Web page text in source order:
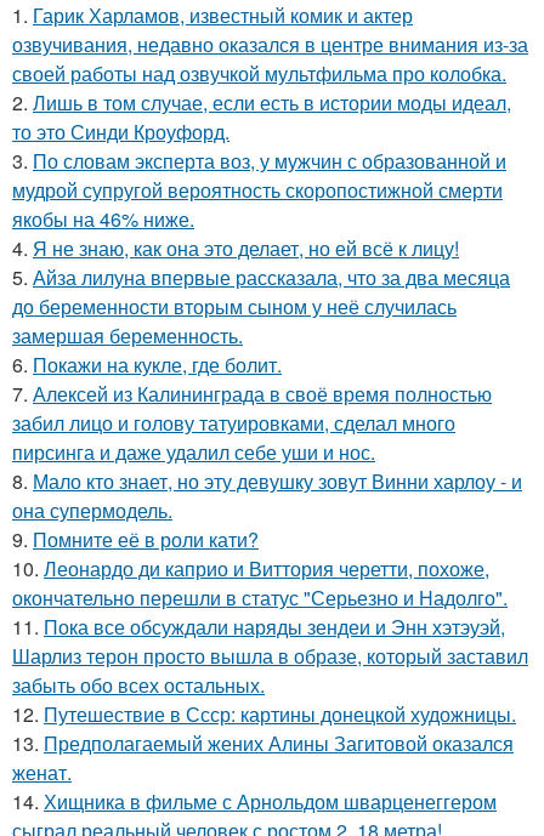
1. Гарик Харламов, известный комик и актер
озвучивания, недавно оказался в центре внимания из-за
своей работы над озвучкой мультфильма про колобка.
2. Лишь в том случае, если есть в истории моды идеал,
то это Синди Кроуфорд.
3. По словам эксперта воз, у мужчин с образованной и
мудрой супругой вероятность скоропостижной смерти
якобы на 46% ниже.
4. Я не знаю, как она это делает, но ей всё к лицу!
5. Айза лилуна впервые рассказала, что за два месяца
до беременности вторым сыном у неё случилась
замершая беременность.
6. Покажи на кукле, где болит.
7. Алексей из Калининграда в своё время полностью
забил лицо и голову татуировками, сделал много
пирсинга и даже удалил себе уши и нос.
8. Мало кто знает, но эту девушку зовут Винни харлоу - и
она супермодель.
9. Помните её в роли кати?
10. Леонардо ди каприо и Виттория черетти, похоже,
окончательно перешли в статус "Серьезно и Надолго".
11. Пока все обсуждали наряды зендеи и Энн хэтэуэй,
Шарлиз терон просто вышла в образе, который заставил
забыть обо всех остальных.
12. Путешествие в Ссср: картины донецкой художницы.
13. Предполагаемый жених Алины Загитовой оказался
женат.
14. Хищника в фильме с Арнольдом шварценеггером